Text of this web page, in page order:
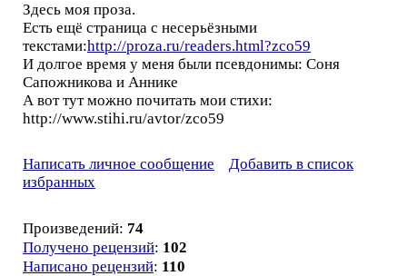
Здесь моя проза.
Есть ещё страница с несерьёзными
текстами:http://proza.ru/readers.html?zco59
И долгое время у меня были псевдонимы: Соня
Сапожникова и Аннике
А вот тут можно почитать мои стихи:
http://www.stihi.ru/avtor/zco59
Написать личное сообщение
Добавить в список
избранных
Произведений: 74
Получено рецензий: 102
Написано рецензий: 110